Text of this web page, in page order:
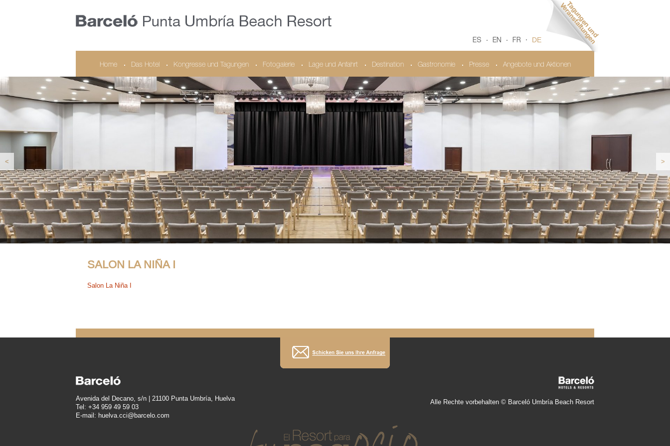
ES EN FR DE
Home Das Hotel Kongresse und Tagungen Fotogalerie Lage und Anfahrt Destination Gastronomie Presse Angebote und Aktionen
< >
SALON LA NIÑA I
Salon La Niña I
Avenida del Decano, s/n | 21100 Punta Umbría, Huelva
Tel: +34 959 49 59 03
E-mail: huelva.cci@barcelo.com
Alle Rechte vorbehalten © Barceló Umbría Beach Resort